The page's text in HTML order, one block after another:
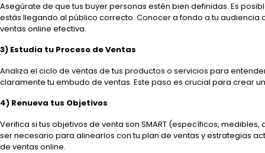
Asegúrate de que tus buyer personas estén bien definidas. Es
estás llegando al público correcto. Conocer a fondo a tu
ventas online efectiva.
3) Estudia tu Proceso de Ventas
Analiza el ciclo de ventas de tus productos o servicios para
claramente tu embudo de ventas. Este paso es crucial para crear
4) Renueva tus Objetivos
Verifica si tus objetivos de venta son SMART (específicos,
ser necesario para alinearlos con tu plan de ventas y estrategias
de ventas online.